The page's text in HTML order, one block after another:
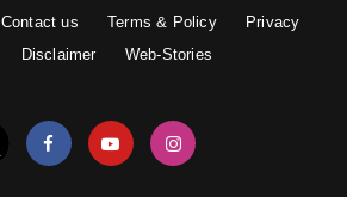
Contact us Terms & Policy
Privacy
Disclaimer Web-Stories